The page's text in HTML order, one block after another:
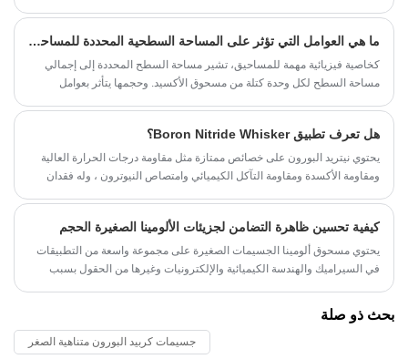
والإلكترونيات والطاقة والتصنيع المركب المتقدم. تستكشف هذه المقالة
الخصائص وطرق التحضير والتطبيقات والمزايا واعتبارات الاختيار لمسحوق
كربيد السيليكون الطولي.
ما هي العوامل التي تؤثر على المساحة السطحية المحددة للمساحيق؟
كخاصية فيزيائية مهمة للمساحيق، تشير مساحة السطح المحددة إلى إجمالي
مساحة السطح لكل وحدة كتلة من مسحوق الأكسيد. وحجمها يتأثر بعوامل
وذلك لأنه كلما كان حجم الجسيمات أصغر، زادت مساحة سطح كل جسيم على
حدة، وبالتالي زيادة إجمالي مساحة السطح لكل وحدة كتلة من المسحوق.
هل تعرف تطبيق Boron Nitride Whisker؟
يحتوي نيتريد البورون على خصائص ممتازة مثل مقاومة درجات الحرارة العالية
ومقاومة الأكسدة ومقاومة التآكل الكيميائي وامتصاص النيوترون ، وله فقدان
كيفية تحسين ظاهرة التضامن لجزيئات الألومينا الصغيرة الحجم
يحتوي مسحوق ألومينا الجسيمات الصغيرة على مجموعة واسعة من التطبيقات
في السيراميك والهندسة الكيميائية والإلكترونيات وغيرها من الحقول بسبب
مسحوق الألومينا الصغير الحجم عرضة للتكتل ، والذي يشير إلى ظاهرة جزيئات
المسحوق التي تلتصق ببعضها البعض وتشكيل مجاميع أكبر أثناء التخزين أو النقل
أو الاستخدام بسبب عوامل مختلفة. مما تسبب في تأثر أدائها. يمكن أن تؤدي
بحث ذو صلة
جسيمات كربيد البورون متناهية الصغر